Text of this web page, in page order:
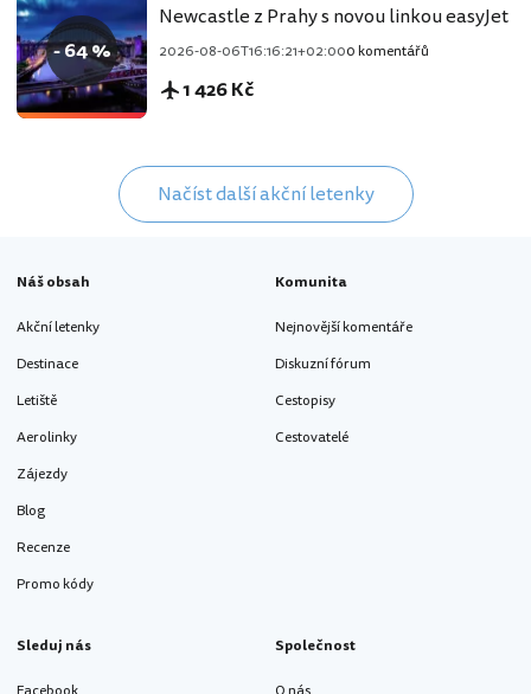
- 64 %
Newcastle z Prahy s novou linkou easyJet
2026-08-06T16:16:21+02:000 komentářů
1 426 Kč
Načíst další akční letenky
Náš obsah
Akční letenky
Destinace
Letiště
Aerolinky
Zájezdy
Blog
Recenze
Promo kódy
Komunita
Nejnovější komentáře
Diskuzní fórum
Cestopisy
Cestovatelé
Sleduj nás Společnost